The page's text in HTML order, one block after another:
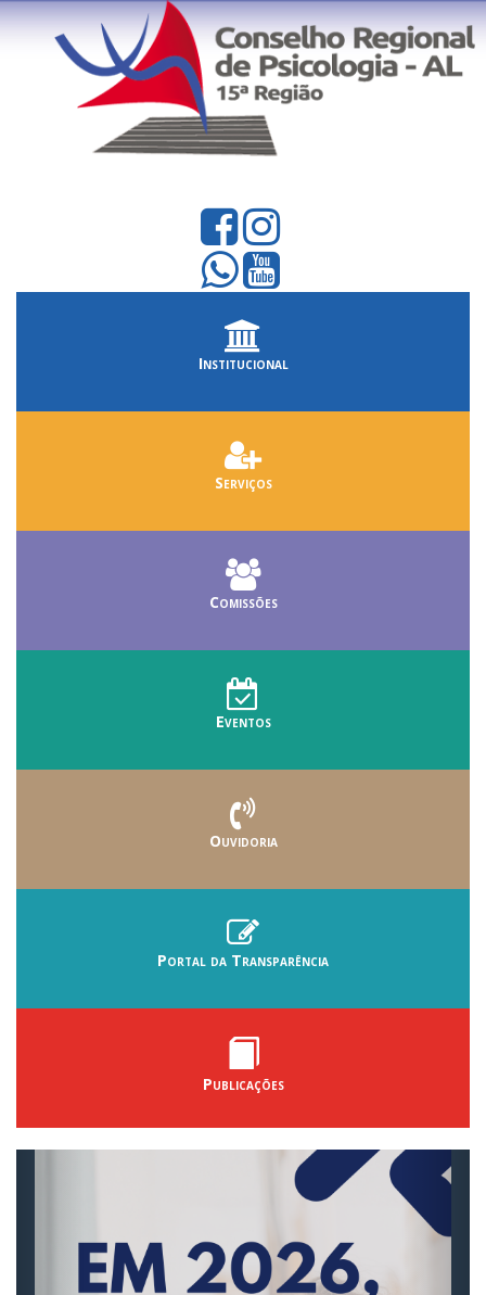
Institucional
Serviços
Comissões
Eventos
Ouvidoria
Portal da Transparência
Publicações